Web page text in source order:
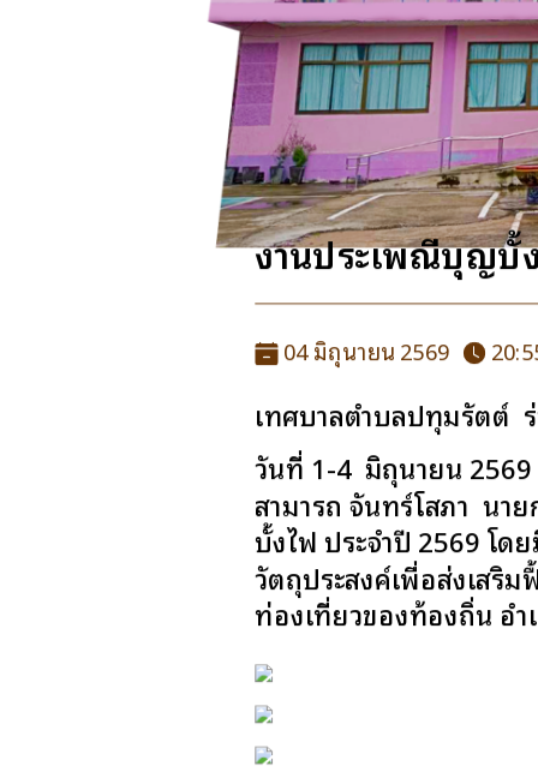
งานประเพณีบุญบั้
04 มิถุนายน 2569
เทศบาลตำบลปทุมรัตต์
วันที่ 1-4 มิถุนายน
สามารถ จันทร์โสภา นา
บั้งไฟ ประจำปี 2569 โ
วัตถุประสงค์เพื่อส่งเสริ
ท่องเที่ยวของท้องถิ่น อำ